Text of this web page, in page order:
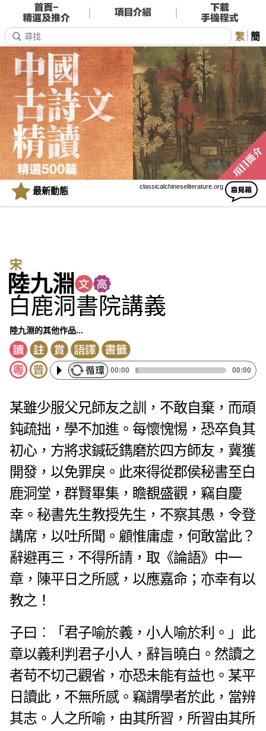
繁 簡
classicalchineseliterature.org
最新動態
宋
陸九淵
白鹿洞書院講義
陸九淵的其他作品...
00:00 00:00
某雖少服父兄師友之訓，不敢自棄，而頑
鈍疏拙，學不加進。每懷愧惕，恐卒負其
初心，方將求鍼砭鐫磨於四方師友，冀獲
開發，以免罪戾。此來得從郡侯秘書至白
鹿洞堂，群賢畢集，瞻覩盛觀，竊自慶
幸。 秘書先生教授先生，不察其愚，令登
講席，以吐所聞。顧惟庸虛，何敢當此？
辭避再三，不得所請，取《論語》中一
章，陳平日之所感，以應嘉命；亦幸有以
教之！
子曰︰「君子喻於義，小人喻於利。」此
章以義利判君子小人，辭旨曉白。然讀之
者苟不切己觀省，亦恐未能有益也。某平
日讀此，不無所感。竊謂學者於此，當辨
其志。 人之所喻，由其所習，所習由其所